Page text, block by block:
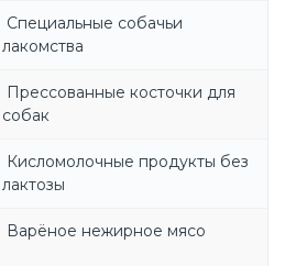
Специальные собачьи
лакомства
Прессованные косточки для
собак
Кисломолочные продукты без
лактозы
Варёное нежирное мясо